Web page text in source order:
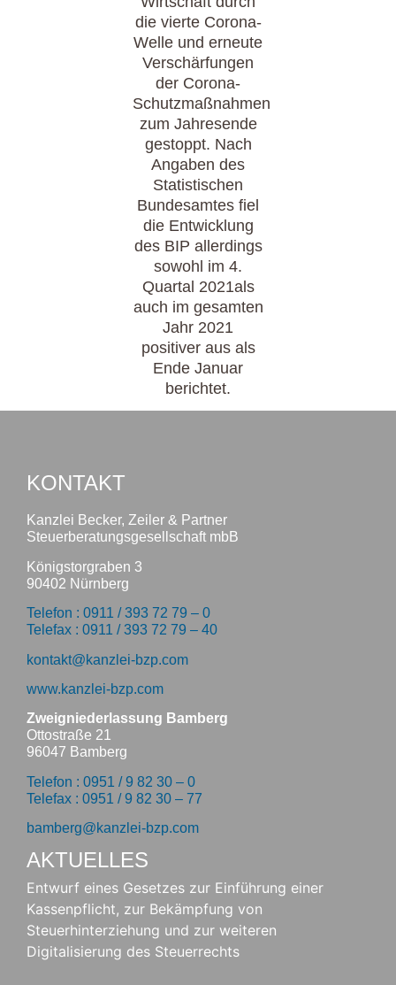
die vierte Corona-
Welle und erneute
Verschärfungen
der Corona-
Schutzmaßnahmen
zum Jahresende
gestoppt. Nach
Angaben des
Statistischen
Bundesamtes fiel
die Entwicklung
des BIP allerdings
sowohl im 4.
Quartal 2021als
auch im gesamten
Jahr 2021
positiver aus als
Ende Januar
berichtet.
KONTAKT
Kanzlei Becker, Zeiler & Partner
Steuerberatungsgesellschaft mbB
Königstorgraben 3
90402 Nürnberg
Telefon : 0911 / 393 72 79 – 0
Telefax : 0911 / 393 72 79 – 40
kontakt@kanzlei-bzp.com
www.kanzlei-bzp.com
Zweigniederlassung Bamberg
Ottostraße 21
96047 Bamberg
Telefon : 0951 / 9 82 30 – 0
Telefax : 0951 / 9 82 30 – 77
bamberg@kanzlei-bzp.com
AKTUELLES
Entwurf eines Gesetzes zur Einführung einer
Kassenpflicht, zur Bekämpfung von
Steuerhinterziehung und zur weiteren
Digitalisierung des Steuerrechts